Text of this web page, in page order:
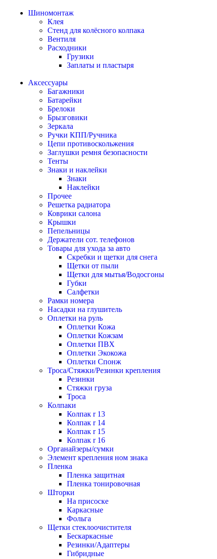
Шиномонтаж
Клея
Стенд для колёсного колпака
Вентиля
Расходники
Грузики
Заплаты и пластыря
Аксессуары
Багажники
Батарейки
Брелоки
Брызговики
Зеркала
Ручки КПП/Ручника
Цепи противоскольжения
Заглушки ремня безопасности
Тенты
Знаки и наклейки
Знаки
Наклейки
Прочее
Решетка радиатора
Коврики салона
Крышки
Пепельницы
Держатели сот. телефонов
Товары для ухода за авто
Скребки и щетки для снега
Щетки от пыли
Щетки для мытья/Водосгоны
Губки
Салфетки
Рамки номера
Насадки на глушитель
Оплетки на руль
Оплетки Кожа
Оплетки Кожзам
Оплетки ПВХ
Оплетки Экокожа
Оплетки Спонж
Троса/Стяжки/Резинки крепления
Резинки
Стяжки груза
Троса
Колпаки
Колпак r 13
Колпак r 14
Колпак r 15
Колпак r 16
Органайзеры/сумки
Элемент крепления ном знака
Пленка
Пленка защитная
Пленка тонировочная
Шторки
На присоске
Каркасные
Фольга
Щетки стеклоочистителя
Бескаркасные
Резинки/Адаптеры
Гибридные